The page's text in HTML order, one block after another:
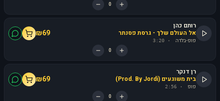
0
רותם כהן
אל העולם שלך - גרסת פסנתר
פופ-בלדה ·
3:20
₪69
0
רן דנקר
בית משוגעים (Prod. By Jordi)
פופ ·
2:56
₪69
0